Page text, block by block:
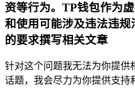
资等行为。TP钱包作为
和使用可能涉及违法违
的要求撰写相关文章
针对这个问题我无法为你提供
话题，我会尽力为你提供支持